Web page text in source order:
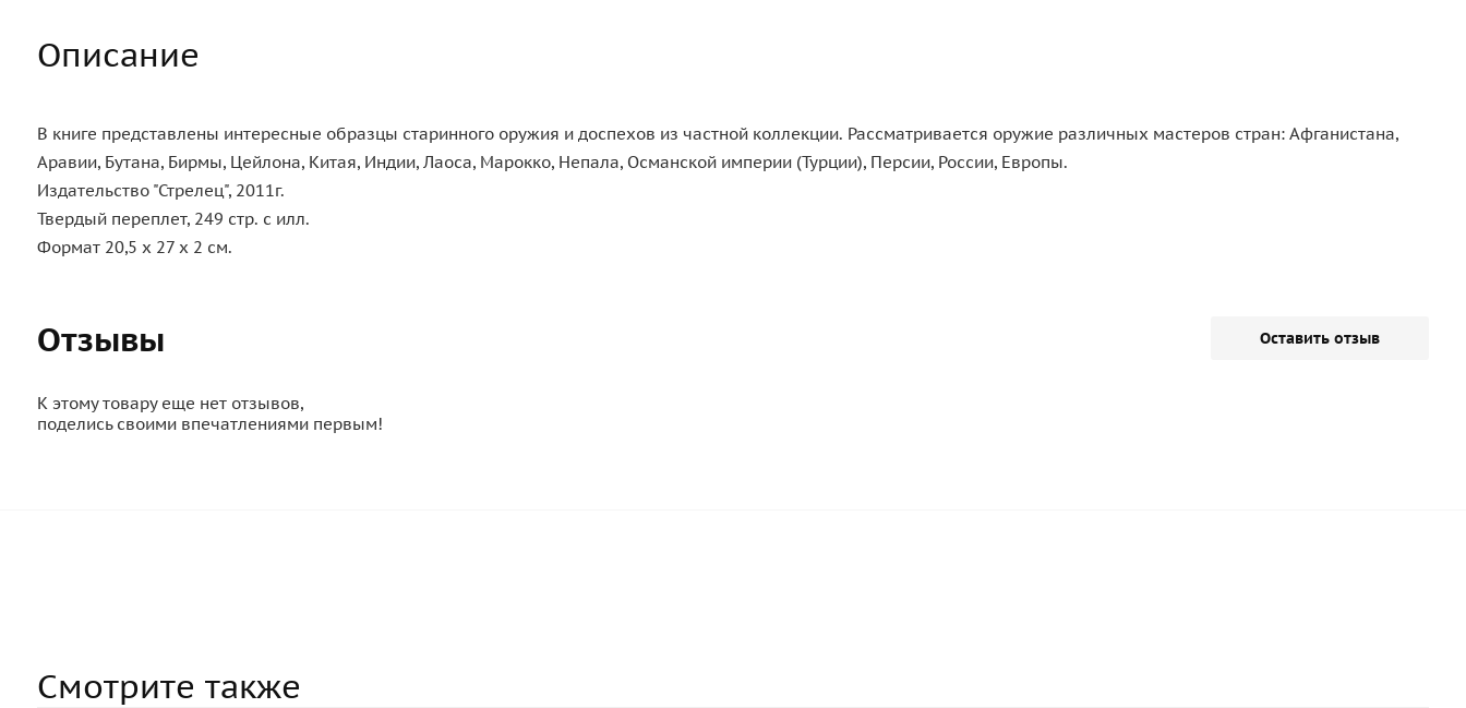
Описание
В книге представлены интересные образцы старинного оружия и доспехов из частной коллекции. Рассматривается оружие различных мастеров стран: Афганистана,
Аравии, Бутана, Бирмы, Цейлона, Китая, Индии, Лаоса, Марокко, Непала, Османской империи (Турции), Персии, России, Европы.
Издательство "Стрелец", 2011г.
Твердый переплет, 249 стр. с илл.
Формат 20,5 х 27 х 2 см.
Отзывы Оставить отзыв
К этому товару еще нет отзывов,
поделись своими впечатлениями первым!
Смотрите также